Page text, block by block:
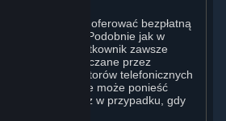
Valve może oferować bezpłatną
Treści i Usług. Podobnie jak w
Subskrypcji, Użytkownik zawsze
za opłaty naliczane przez
operatorów telefonicznych
połączenie, które może ponieść
Steam, również w przypadku, gdy